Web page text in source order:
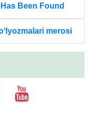
Been Found
merosi